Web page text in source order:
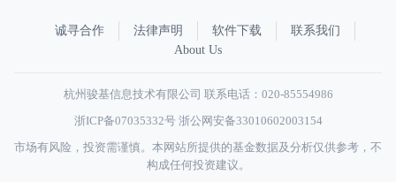
诚寻合作 法律声明 软件下载
联系我们
About Us
杭州骏基信息技术有限公司 联系电话：020-85554986
浙ICP备07035332号 浙公网安备33010602003154
市场有风险，投资需谨慎。本网站所提供的基金数据及分析仅供参考，不
构成任何投资建议。